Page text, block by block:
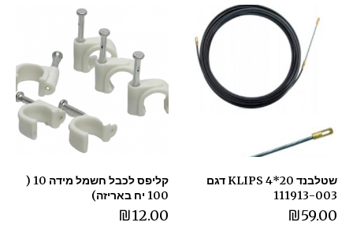
שטלבנד 20*4 KLIPS דגם
111913-003
₪59.00
קליפס לכבל חשמל מידה 10 (
100 יח באריזה)
₪12.00